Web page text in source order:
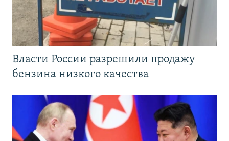
Власти России разрешили продажу
бензина низкого качества